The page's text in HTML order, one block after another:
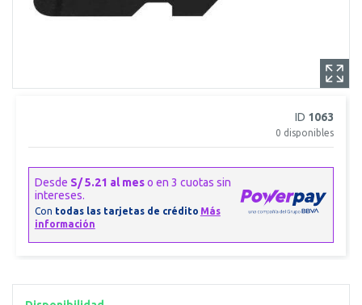
ID 1063
0 disponibles